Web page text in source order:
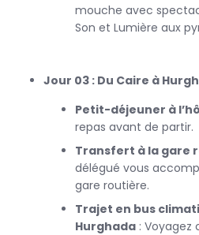
confortables, des visites guidées
à la recherche d’aventures, ce
l’occasion idéale de découvrir les
sans vous ruiner. Ne manquez
une expérience unique au cœur
mouche avec
Son et Lumière aux
Jour 03 : Du Caire à
Petit-déjeuner à
repas avant de partir.
Transfert à la gare
délégué vous
gare routière.
Trajet en bus
Hurghada :